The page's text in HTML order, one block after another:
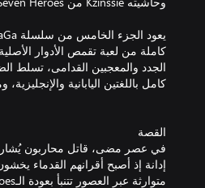
إدانة إذ أصبح أقرانهم القدماء